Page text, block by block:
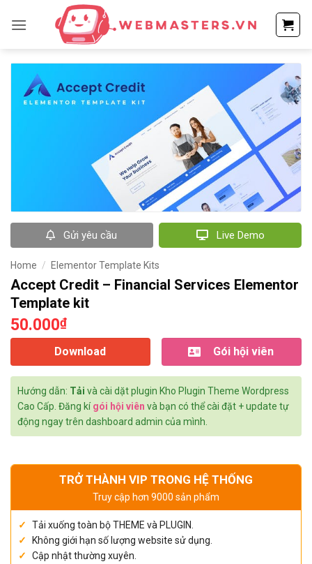
qua
dung
Gửi yêu cầu Live Demo
Home / Elementor Template Kits
Accept Credit – Financial Services Elementor
Template kit
50.000₫
Download Gói hội viên
Hướng dẫn: Tải và cài dặt plugin Kho Plugin Theme Wordpress
Cao Cấp. Đăng kígói hội viên và bạn có thể cài đặt + update tự
động ngay trên dashboard admin của mình.
TRỞ THÀNH VIP TRONG HỆ THỐNG
Truy cập hơn 9000 sản phẩm
Tải xuống toàn bộ THEME và PLUGIN.
Không giới hạn số lượng website sử dụng.
Cập nhật thường xuyên.